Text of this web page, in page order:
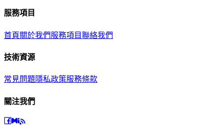
服務項目
首頁 關於我們服務項目聯絡我們
技術資源
常見問題隱私政策服務條款
關注我們